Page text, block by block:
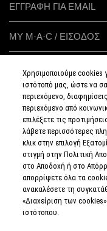
ΕΓΓΡΑΦΗ ΓΙΑ EMAIL
ΜΥ M·A·C / ΕΙΣΟΔΟΣ
Χρησιμοποιούμε cookies
ιστότοπό μας, ώστε να
περιεχόμενο,
περιεχόμενο από
επιλέξετε τις
λάβετε περισσότερες
κλικ στην επιλογή
στιγμή στην Πολιτική
στο Αποδοχή ή στο
απορρίψετε όλα τα
ανακαλέσετε τη
«Διαχείριση των
ιστότοπου.